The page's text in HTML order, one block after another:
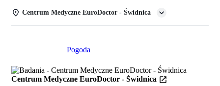
Centrum Medyczne EuroDoctor - Świdnica
Pogoda
Centrum Medyczne EuroDoctor - Świdnica